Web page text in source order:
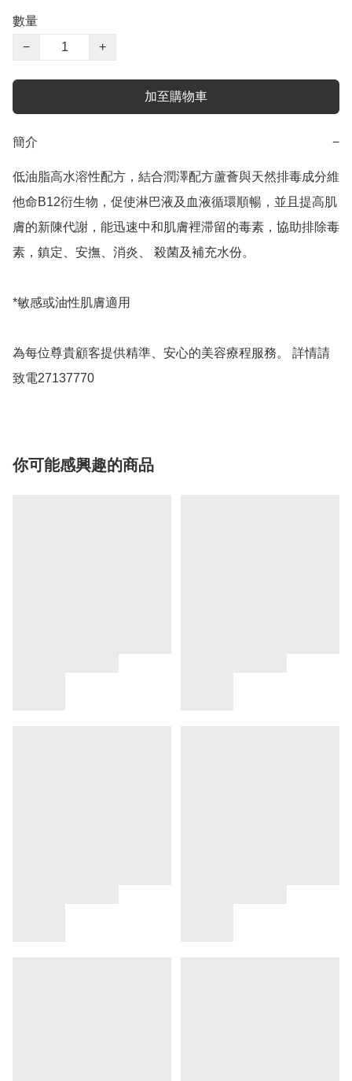
數量
−
+
加至購物車
簡介 −
低油脂高水溶性配方，結合潤澤配方蘆薈與天然排毒成分維
他命B12衍生物，促使淋巴液及血液循環順暢，並且提高肌
膚的新陳代謝，能迅速中和肌膚裡滞留的毒素，協助排除毒
素，鎮定、安撫、消炎、 殺菌及補充水份。
*敏感或油性肌膚適用
為每位尊貴顧客提供精準、安心的美容療程服務。 詳情請
致電27137770
你可能感興趣的商品